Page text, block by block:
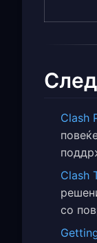
Clash
Clash
со